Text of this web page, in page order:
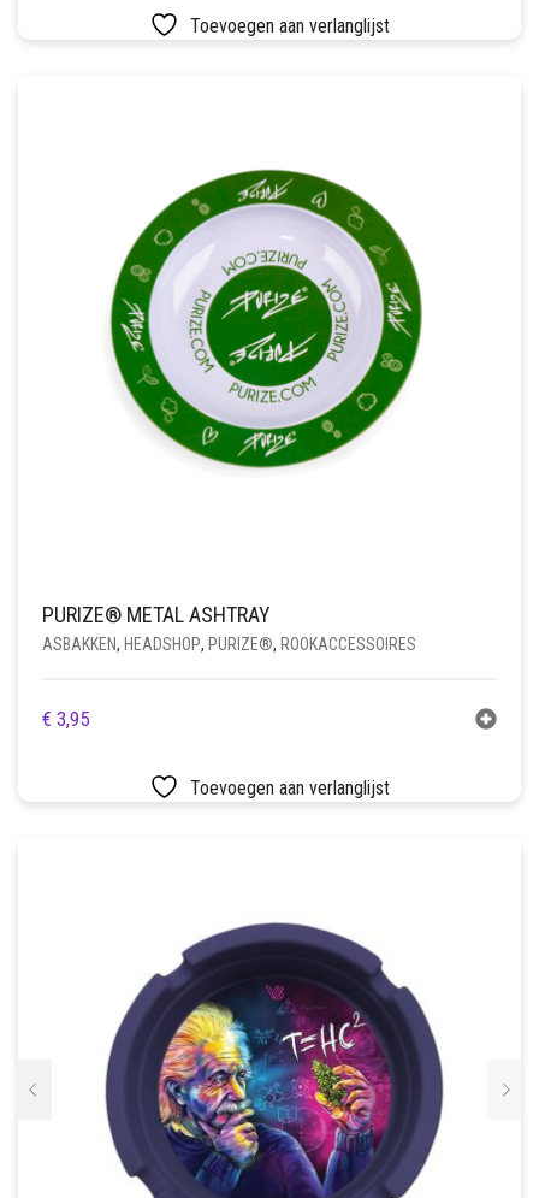
Toevoegen aan verlanglijst
PURIZE® METAL ASHTRAY
ASBAKKEN, HEADSHOP, PURIZE®, ROOKACCESSOIRES
€ 3,95
Toevoegen aan verlanglijst